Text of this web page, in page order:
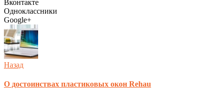
Вконтакте
Одноклассники
Google+
Назад
О достоинствах пластиковых окон Rehau